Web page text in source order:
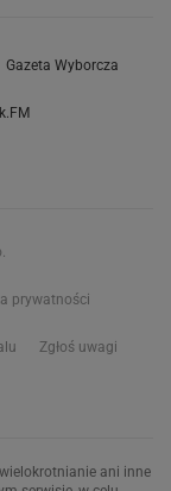
Gazeta Wyborcza
prywatności
Zgłoś uwagi
ani inne